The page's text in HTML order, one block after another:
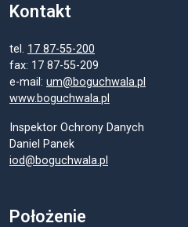
Kontakt
tel. 17 87-55-200
fax: 17 87-55-209
e-mail: um@boguchwala.pl
www.boguchwala.pl
Inspektor Ochrony Danych
Daniel Panek
iod@boguchwala.pl
Położenie